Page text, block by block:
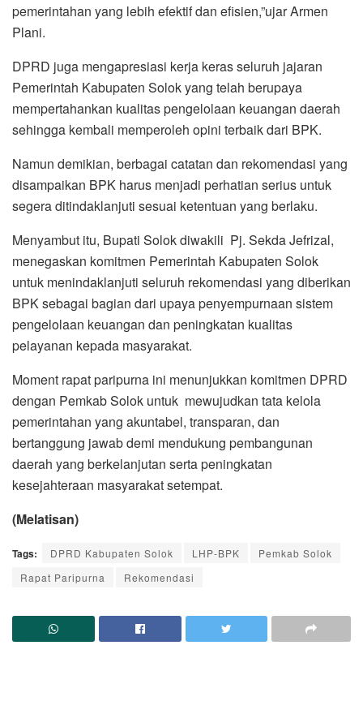
pemerintahan yang lebih efektif dan efisien,”ujar Armen
Plani.
DPRD juga mengapresiasi kerja keras seluruh jajaran
Pemerintah Kabupaten Solok yang telah berupaya
mempertahankan kualitas pengelolaan keuangan daerah
sehingga kembali memperoleh opini terbaik dari BPK.
Namun demikian, berbagai catatan dan rekomendasi yang
disampaikan BPK harus menjadi perhatian serius untuk
segera ditindaklanjuti sesuai ketentuan yang berlaku.
Menyambut itu, Bupati Solok diwakili Pj. Sekda Jefrizal,
menegaskan komitmen Pemerintah Kabupaten Solok
untuk menindaklanjuti seluruh rekomendasi yang diberikan
BPK sebagai bagian dari upaya penyempurnaan sistem
pengelolaan keuangan dan peningkatan kualitas
pelayanan kepada masyarakat.
Moment rapat paripurna ini menunjukkan komitmen DPRD
dengan Pemkab Solok untuk mewujudkan tata kelola
pemerintahan yang akuntabel, transparan, dan
bertanggung jawab demi mendukung pembangunan
daerah yang berkelanjutan serta peningkatan
kesejahteraan masyarakat setempat.
(Melatisan)
Tags: DPRD Kabupaten Solok LHP-BPK
Pemkab Solok
Rapat Paripurna
Rekomendasi